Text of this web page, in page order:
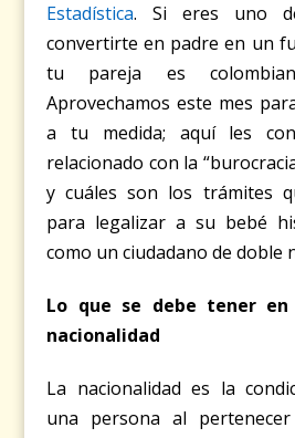
Estadística. Si eres uno
convertirte en padre en un
tu pareja es
Aprovechamos este mes
a tu medida; aquí les
relacionado con la
y cuáles son los trámites
para legalizar a su bebé
como un ciudadano de doble
Lo que se debe tener
nacionalidad
La nacionalidad es la
una persona al